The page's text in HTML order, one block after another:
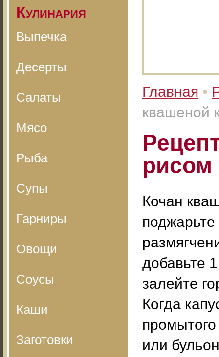
Кулинария
Выпечка
Десерты
Салаты
Мясо
Рыба
Супы
Гарниры
Овощи
Соусы
Каши
Заготовки
Главная •
квашеной
рисом
Кочан
добавьте
залейте
Когда
или